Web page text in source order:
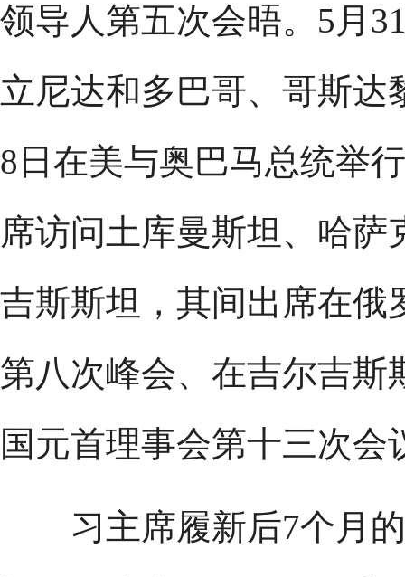
领导人第五次会晤。5月
立尼达和多巴哥、哥斯达
8日在美与奥巴马总统举
席访问土库曼斯坦、哈
吉斯斯坦，其间出席在俄
第八次峰会、在吉尔吉斯
国元首理事会第十三次会
习主席履新后7个月的